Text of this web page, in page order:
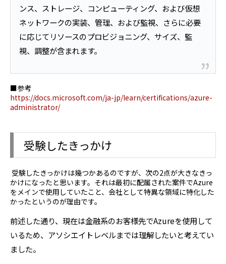
ンス、ストレージ、コンピューティング、および仮想
ネットワークの実装、管理、および監視、さらに必要
に応じてリソースのプロビジョニング、サイズ、監
視、調整が含まれます。
■参考
https://docs.microsoft.com/ja-jp/learn/certifications/azure-
administrator/
受験したきっかけ
受験したきっかけは幾つかあるのですが、次の2点が大きなきっ
かけになったと思います。それは最初に配属された案件でAzure
をメインで使用していたこと、会社として特異な領域に特化した
かったというのが理由です。
前述した通り、現在は金融系のお客様先でAzureを使用して
いるため、アソシエイトレベルまでは理解したいと考えてい
ました。